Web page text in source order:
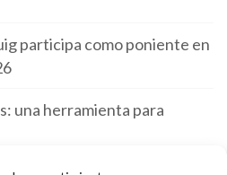
participa como poniente en
una herramienta para